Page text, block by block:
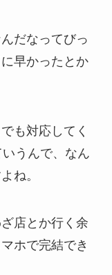
だなってびっ
早かったとか
も対応してく
うんで、なん
ね。
店とか行く余
ホで完結でき